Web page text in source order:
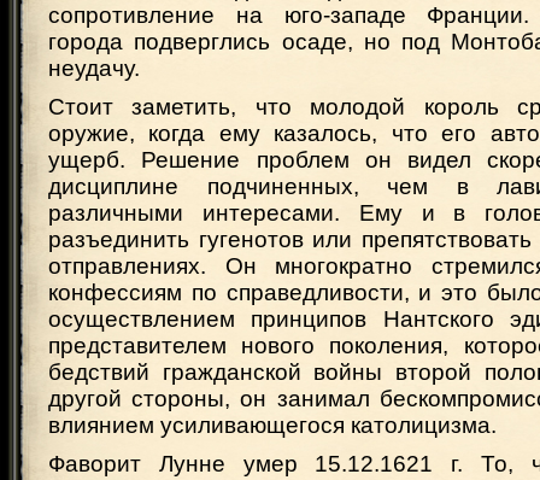
сопротивление на юго-западе Франции.
города подверглись осаде, но под
неудачу.
Стоит заметить, что молодой король
оружие, когда ему казалось, что его
ущерб. Решение проблем он видел
дисциплине подчиненных, чем в
различными интересами. Ему и в
разъединить гугенотов или
отправлениях. Он многократно
конфессиям по справедливости, и это
осуществлением принципов Нантского
представителем нового поколения,
бедствий гражданской войны второй
другой стороны, он занимал
влиянием усиливающегося католицизма.
Фаворит Лунне умер 15.12.1621 г. То,